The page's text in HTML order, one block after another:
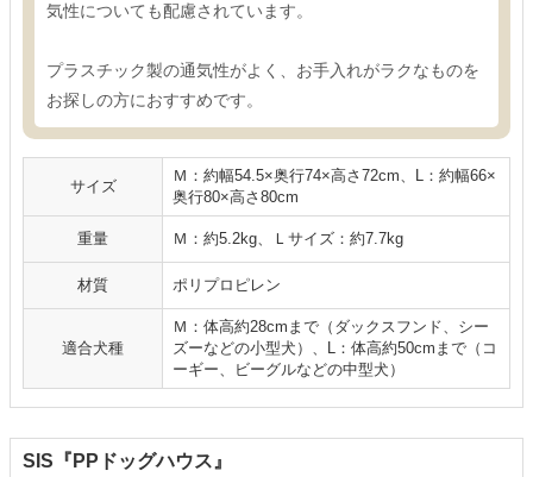
気性についても配慮されています。
プラスチック製の通気性がよく、お手入れがラクなものを
お探しの方におすすめです。
サイズ
Ｍ：約幅54.5×奥行74×高さ72cm、L：約幅66×
奥行80×高さ80cm
重量 Ｍ：約5.2kg、Ｌサイズ：約7.7kg
材質 ポリプロピレン
適合犬種
Ｍ：体高約28cmまで（ダックスフンド、シー
ズーなどの小型犬）、L：体高約50cmまで（コ
ーギー、ビーグルなどの中型犬）
SIS『PPドッグハウス』